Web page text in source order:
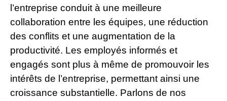
l’entreprise conduit à une meilleure
collaboration entre les équipes, une réduction
des conflits et une augmentation de la
productivité. Les employés informés et
engagés sont plus à même de promouvoir les
intérêts de l’entreprise, permettant ainsi une
croissance substantielle. Parlons de nos